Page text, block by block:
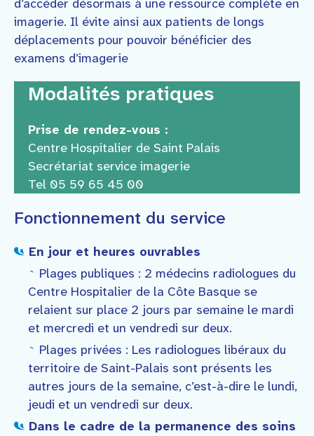
d’accéder désormais à une ressource complète en
imagerie. Il évite ainsi aux patients de longs
déplacements pour pouvoir bénéficier des
examens d’imagerie
Modalités pratiques
Prise de rendez-vous :
Centre Hospitalier de Saint Palais
Secrétariat service imagerie
Tel 05 59 65 45 00
Fonctionnement du service
En jour et heures ouvrables
Plages publiques : 2 médecins radiologues du
Centre Hospitalier de la Côte Basque se
relaient sur place 2 jours par semaine le mardi
et mercredi et un vendredi sur deux.
Plages privées : Les radiologues libéraux du
territoire de Saint-Palais sont présents les
autres jours de la semaine, c’est-à-dire le lundi,
jeudi et un vendredi sur deux.
Dans le cadre de la permanence des soins